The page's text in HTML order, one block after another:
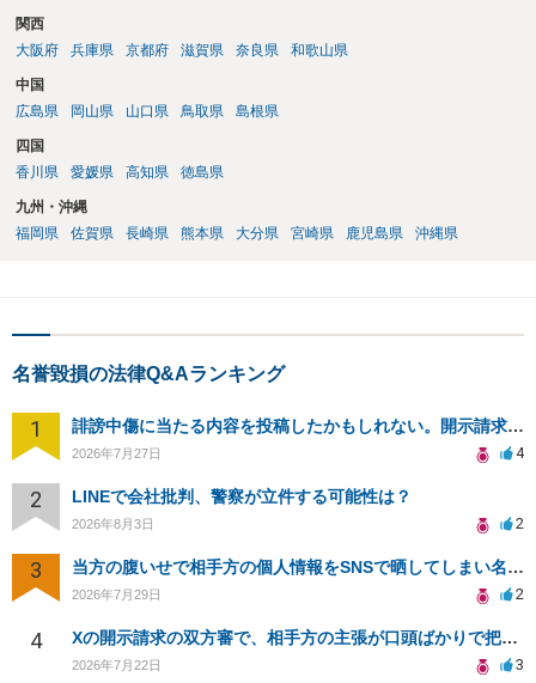
関西
大阪府
兵庫県 京都府 滋賀県 奈良県 和歌山県
中国
広島県
岡山県 山口県 鳥取県 島根県
四国
香川県
愛媛県 高知県 徳島県
九州・沖縄
福岡県
佐賀県 長崎県 熊本県 大分県 宮崎県 鹿児島県 沖縄県
名誉毀損の法律Q&Aランキング
1 誹謗中傷に当たる内容を投稿したかもしれない。開示請求や民事刑事裁判に発展しうるのか教えて欲しい。
2026年7月27日 4
2 LINEで会社批判、警察が立件する可能性は？
2026年8月3日 2
3 当方の腹いせで相手方の個人情報をSNSで晒してしまい名誉毀損させてしまったかもしれない
2026年7月29日 2
4 Xの開示請求の双方審で、相手方の主張が口頭ばかりで把握しきれません
2026年7月22日 3